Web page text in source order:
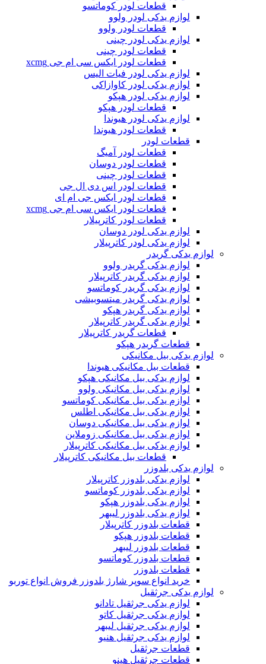
قطعات لودر کوماتسو
لوازم یدکی لودر ولوو
قطعات لودر ولوو
لوازم یدکی لودر چینی
قطعات لودر چینی
قطعات لودر ایکس سی ام جی xcmg
لوازم یدکی لودر فیات الیس
لوازم یدکی لودر کاوازاکی
لوازم یدکی لودر هپکو
قطعات لودر هپکو
لوازم یدکی لودر هیوندا
قطعات لودر هیوندا
قطعات لودر
قطعات لودر آمیگ
قطعات لودر دوسان
قطعات لودر چینی
قطعات لودر اس دی ال جی
قطعات لودر ایکس جی ام ای
قطعات لودر ایکس سی ام جی xcmg
قطعات لودر کاترپیلار
لوازم یدکی لودر دوسان
لوازم یدکی لودر کاترپیلار
لوازم یدکی گریدر
لوازم یدکی گریدر ولوو
لوازم یدکی گریدر کاترپیلار
لوازم یدکی گریدر کوماتسو
لوازم یدکی گریدر میتسوبیشی
لوازم یدکی گریدر هپکو
لوازم یدکی گریدر کاترپیلار
قطعات گریدر کاترپیلار
قطعات گریدر هپکو
لوازم یدکی بیل مکانیکی
قطعات بیل مکانیکی هیوندا
لوازم یدکی بیل مکانیکی هپکو
لوازم یدکی بیل مکانیکی ولوو
لوازم یدکی بیل مکانیکی کوماتسو
لوازم یدکی بیل مکانیکی اطلس
لوازم یدکی بیل مکانیکی دوسان
لوازم یدکی بیل مکانیکی زوملاین
لوازم یدکی بیل مکانیکی کاترپیلار
قطعات بیل مکانیکی کاترپیلار
لوازم یدکی بلدوزر
لوازم یدکی بلدوزر کاترپیلار
لوازم یدکی بلدوزر کوماتسو
لوازم یدکی بلدوزر هپکو
لوازم یدکی بلدوزر لیبهر
قطعات بلدوزر کاترپیلار
قطعات بلدوزر هپکو
قطعات بلدوزر لیبهر
قطعات بلدوزر کوماتسو
قطعات بلدوزر
خرید انواع سوپر شارژ بلدوزر فروش انواع توربو
لوازم یدکی جرثقیل
لوازم یدکی جرثقیل تادانو
لوازم یدکی جرثقیل کاتو
لوازم یدکی جرثقیل لیبهر
لوازم یدکی جرثقیل هنیو
قطعات جرثقیل
قطعات جرثقیل هینو